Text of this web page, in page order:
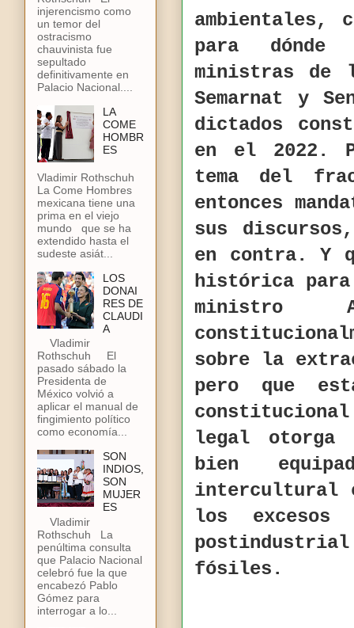
para
ministras de
Semarnat y
dictados
en el 2022.
tema del
entonces
sus
en contra. Y
histórica para
ministro
sobre la
pero que
legal otorga
bien
intercultural
los excesos
fósiles.
injerencismo como
un temor del
ostracismo
chauvinista fue
sepultado
definitivamente en
Palacio Nacional....
LA
COME
HOMBR
ES
Vladimir Rothschuh
La Come Hombres
mexicana tiene una
prima en el viejo
mundo que se ha
extendido hasta el
sudeste asiát...
LOS
DONAI
RES DE
CLAUDI
A
Vladimir
Rothschuh El
pasado sábado la
Presidenta de
México volvió a
aplicar el manual de
fingimiento político
como economía...
SON
INDIOS,
SON
MUJER
ES
Vladimir
Rothschuh La
penúltima consulta
que Palacio Nacional
celebró fue la que
encabezó Pablo
Gómez para
interrogar a lo...